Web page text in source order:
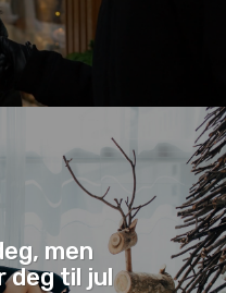
men
deg til jul